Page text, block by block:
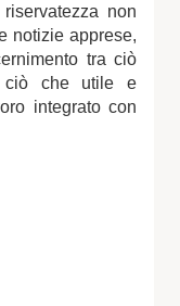
non
notizie apprese,
tra ciò
ciò che utile e
integrato con